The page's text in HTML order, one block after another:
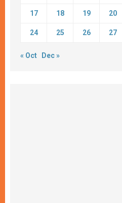
17 18 19 20
24 25 26 27
« Oct Dec »